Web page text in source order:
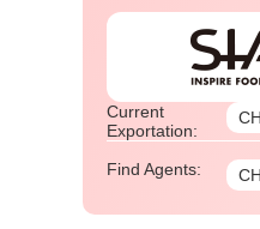
Current
Exportation:
Find Agents: